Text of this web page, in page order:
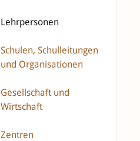
Lehrpersonen
Schulen, Schulleitungen
und Organisationen
Gesellschaft und
Wirtschaft
Zentren